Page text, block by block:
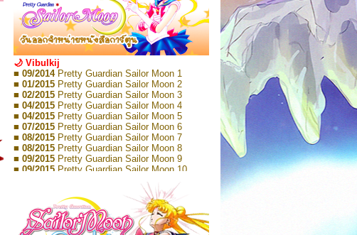
🌙 Vibulkij
■ 09/2014 Pretty Guardian Sailor Moon 1
■ 01/2015 Pretty Guardian Sailor Moon 2
■ 02/2015 Pretty Guardian Sailor Moon 3
■ 04/2015 Pretty Guardian Sailor Moon 4
■ 04/2015 Pretty Guardian Sailor Moon 5
■ 07/2015 Pretty Guardian Sailor Moon 6
■ 08/2015 Pretty Guardian Sailor Moon 7
■ 08/2015 Pretty Guardian Sailor Moon 8
■ 09/2015 Pretty Guardian Sailor Moon 9
■ 09/2015 Pretty Guardian Sailor Moon 10
Pretty Guardian Sailor Moon 11
Pretty Guardian Sailor Moon 12
Pretty Guardian Sailor Moon Short
Stories 1
■ 09/2018Pretty Guardian Sailor Moon Short